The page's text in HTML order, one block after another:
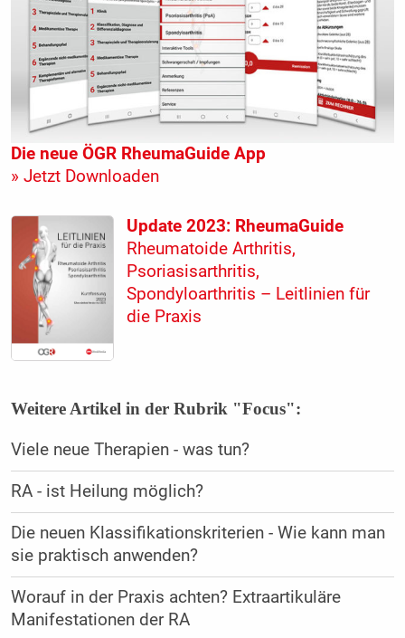
Die neue ÖGR RheumaGuide App
» Jetzt Downloaden
Update 2023: RheumaGuide
Rheumatoide Arthritis,
Psoriasisarthritis,
Spondyloarthritis – Leitlinien für
die Praxis
Weitere Artikel in der Rubrik "Focus":
Viele neue Therapien - was tun?
RA - ist Heilung möglich?
Die neuen Klassifikationskriterien - Wie kann man
sie praktisch anwenden?
Worauf in der Praxis achten? Extraartikuläre
Manifestationen der RA